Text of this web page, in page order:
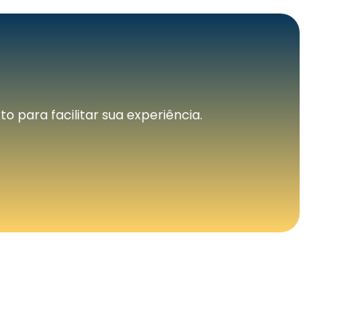
para facilitar sua experiência.